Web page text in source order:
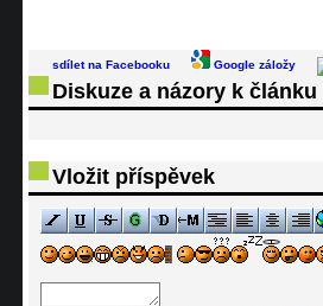
sdílet na Facebooku Google záložy
Diskuze a názory k článku
Vložit příspěvek